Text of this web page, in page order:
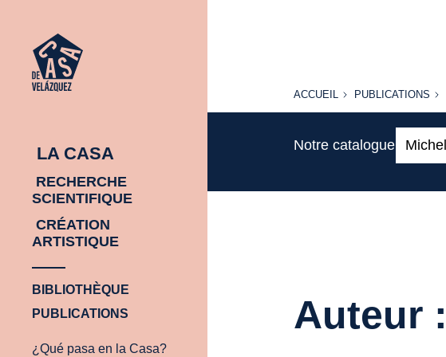
LA CASA
RECHERCHE
SCIENTIFIQUE
CRÉATION
ARTISTIQUE
BIBLIOTHÈQUE
PUBLICATIONS
¿Qué pasa en la Casa?
ACCUEIL
ACCUEIL PUBLICATIONS
PUBLICATIONS
Notre catalogue:
Auteur :